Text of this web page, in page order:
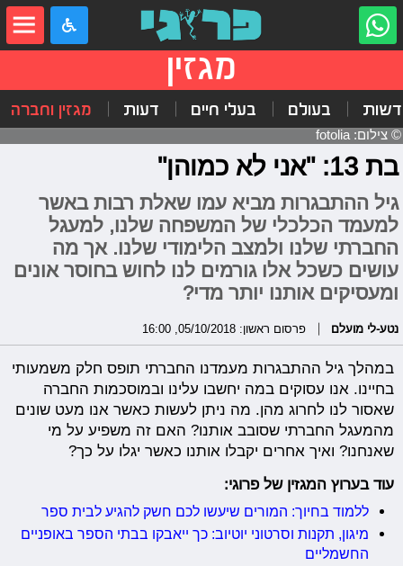
מגזין
בעולם בעלי חיים דעות מגזין וחברה
© צילום: fotolia
בת 13: "אני לא כמוהן"
גיל ההתבגרות מביא עמו שאלת רבות באשר
למעמד הכלכלי של המשפחה שלנו, למעגל
החברתי שלנו ולמצב הלימודי שלנו. אך מה
עושים כשכל אלו גורמים לנו לחוש בחוסר אונים
ומעסיקים אותנו יותר מדי?
נטע-לי מועלם פרסום ראשון: 05/10/2018, 16:00
במהלך גיל ההתבגרות מעמדנו החברתי תופס חלק משמעותי
בחיינו. אנו עסוקים במה יחשבו עלינו ובמוסכמות החברה
שאסור לנו לחרוג מהן. מה ניתן לעשות כאשר אנו מעט שונים
מהמעגל החברתי שסובב אותנו? האם זה משפיע על מי
שאנחנו? ואיך אחרים יקבלו אותנו כאשר יגלו על כך?
עוד בערוץ המגזין של פרוגי:
ללמוד בחיוך: המורים שיעשו לכם חשק להגיע לבית ספר
מיגון, תקנות וסרטוני יוטיוב: כך ייאבקו בבתי הספר באופניים
החשמליים